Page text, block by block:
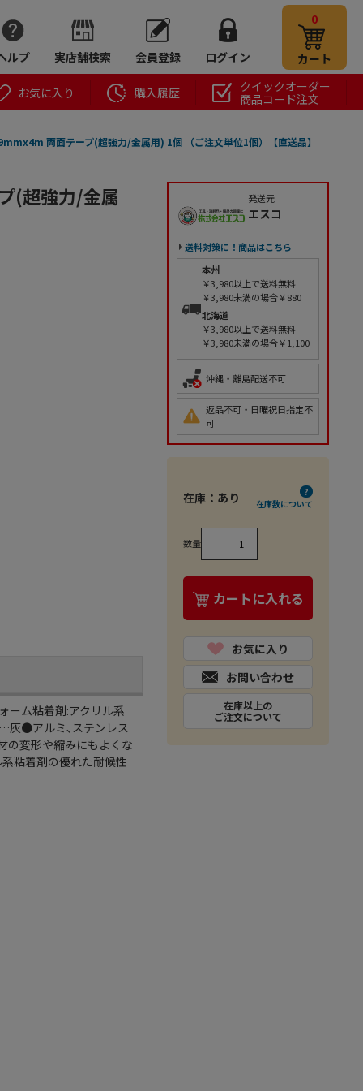
ルプ 実店舗検索 会員登録 ログイン
0
カート
お気に入り 購入履歴
クイックオーダー
商品コード注文
両面テープ(超強力/金属用) 1個 （ご注文単位1個）【直送品】
(超強力/金属
ム粘着剤:アクリル系
●アルミ､ステンレス
の変形や縮みにもよくな
粘着剤の優れた耐候性
発送元
エスコ
送料対策に！商品はこちら
本州
￥3,980以上で送料無料
￥3,980未満の場合￥880
北海道
￥3,980以上で送料無料
￥3,980未満の場合￥1,100
沖縄・離島配送不可
返品不可・日曜祝日指定不
可
在庫： あり 在庫数について
数量
カートに入れる
お気に入り
お問い合わせ
在庫以上の
ご注文について